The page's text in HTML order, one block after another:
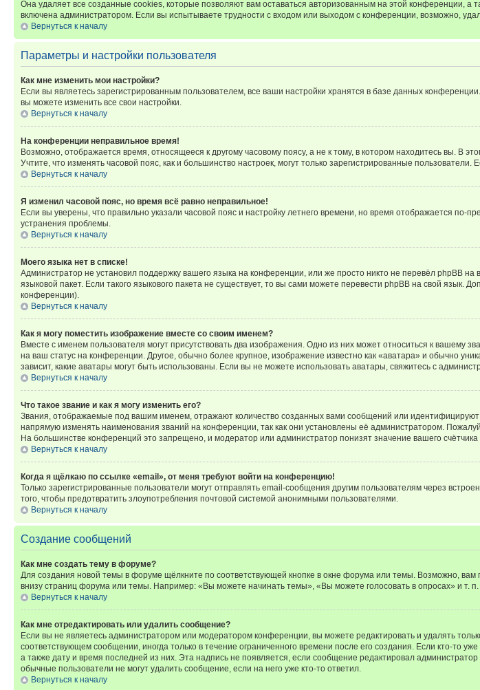
Она удаляет все созданные cookies, которые позволяют вам оставаться авторизованным на этой конференции,
включена администратором. Если вы испытываете трудности с входом или выходом с конференции, возможно,
Вернуться к началу
Параметры и настройки пользователя
Как мне изменить мои настройки?
Если вы являетесь зарегистрированным пользователем, все ваши настройки хранятся в базе данных
вы можете изменить все свои настройки.
Вернуться к началу
На конференции неправильное время!
Возможно, отображается время, относящееся к другому часовому поясу, а не к тому, в котором находитесь вы. В
Учтите, что изменять часовой пояс, как и большинство настроек, могут только зарегистрированные
Вернуться к началу
Я изменил часовой пояс, но время всё равно неправильное!
Если вы уверены, что правильно указали часовой пояс и настройку летнего времени, но время отображается
устранения проблемы.
Вернуться к началу
Моего языка нет в списке!
Администратор не установил поддержку вашего языка на конференции, или же просто никто не перевёл phpBB
языковой пакет. Если такого языкового пакета не существует, то вы сами можете перевести phpBB на свой
конференции).
Вернуться к началу
Как я могу поместить изображение вместе со своим именем?
Вместе с именем пользователя могут присутствовать два изображения. Одно из них может относиться к вашему
на ваш статус на конференции. Другое, обычно более крупное, изображение известно как «аватара» и обычно
зависит, какие аватары могут быть использованы. Если вы не можете использовать аватары, свяжитесь с
Вернуться к началу
Что такое звание и как я могу изменить его?
Звания, отображаемые под вашим именем, отражают количество созданных вами сообщений или
напрямую изменять наименования званий на конференции, так как они установлены её администратором.
На большинстве конференций это запрещено, и модератор или администратор понизят значение вашего счётчика
Вернуться к началу
Когда я щёлкаю по ссылке «email», от меня требуют войти на конференцию!
Только зарегистрированные пользователи могут отправлять email-сообщения другим пользователям через
того, чтобы предотвратить злоупотребления почтовой системой анонимными пользователями.
Вернуться к началу
Создание сообщений
Как мне создать тему в форуме?
Для создания новой темы в форуме щёлкните по соответствующей кнопке в окне форума или темы. Возможно,
внизу страниц форума или темы. Например: «Вы можете начинать темы», «Вы можете голосовать в опросах» и т. п.
Вернуться к началу
Как мне отредактировать или удалить сообщение?
Если вы не являетесь администратором или модератором конференции, вы можете редактировать и удалять
соответствующем сообщении, иногда только в течение ограниченного времени после его создания. Если кто-то
а также дату и время последней из них. Эта надпись не появляется, если сообщение редактировал
обычные пользователи не могут удалить сообщение, если на него уже кто-то ответил.
Вернуться к началу